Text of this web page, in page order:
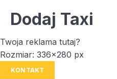
Dodaj Taxi
Twoja reklama tutaj?
Rozmiar: 336x280 px
KONTAKT